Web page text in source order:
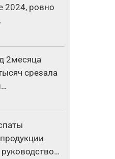
2024, ровно
2месяца
срезала